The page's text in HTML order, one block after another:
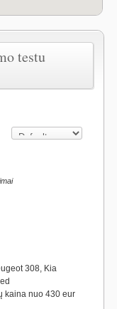
testu
308, Kia
kaina nuo 430 eur